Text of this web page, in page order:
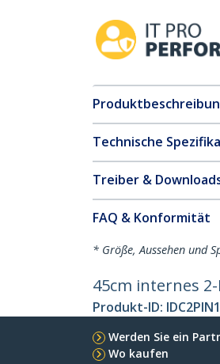
Technische
Treiber &
FAQ & Konformität
* Größe, Aussehen und
45cm internes
Produkt-ID:
Werden Sie ein
Wo kaufen